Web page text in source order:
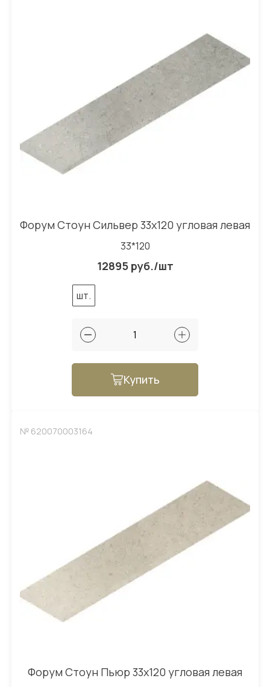
Форум Стоун Сильвер 33x120 угловая левая
33*120
12895 руб./шт
шт.
Купить
№ 620070003164
Форум Стоун Пьюр 33x120 угловая левая